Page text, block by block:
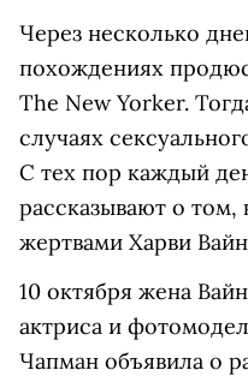
Через несколько
похождениях
The New Yorker.
случаях
С тех пор каждый
рассказывают о том,
жертвами Харви
10 октября жена
актриса и
Чапман объявила о